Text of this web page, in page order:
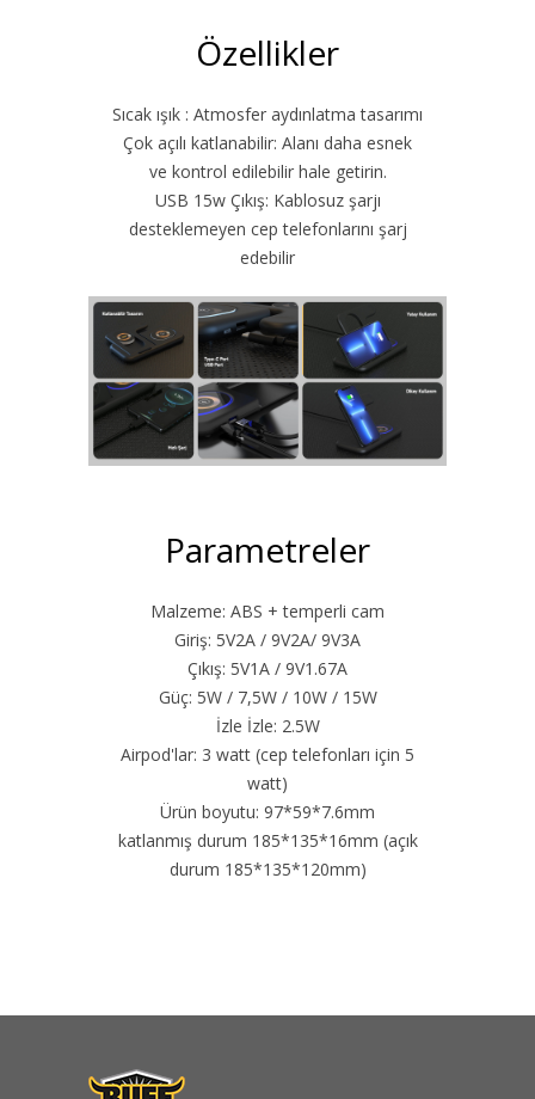
Özellikler
Sıcak ışık : Atmosfer aydınlatma tasarımı
Çok açılı katlanabilir: Alanı daha esnek
ve kontrol edilebilir hale getirin.
USB 15w Çıkış: Kablosuz şarjı
desteklemeyen cep telefonlarını şarj
edebilir
Parametreler
Malzeme: ABS + temperli cam
Giriş: 5V2A / 9V2A/ 9V3A
Çıkış: 5V1A / 9V1.67A
Güç: 5W / 7,5W / 10W / 15W
İzle İzle: 2.5W
Airpod'lar: 3 watt (cep telefonları için 5
watt)
Ürün boyutu: 97*59*7.6mm
katlanmış durum 185*135*16mm (açık
durum 185*135*120mm)